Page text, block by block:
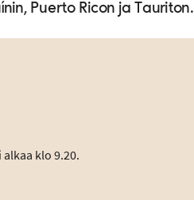
Puerto Ricon ja Tauriton.
klo 9.20.